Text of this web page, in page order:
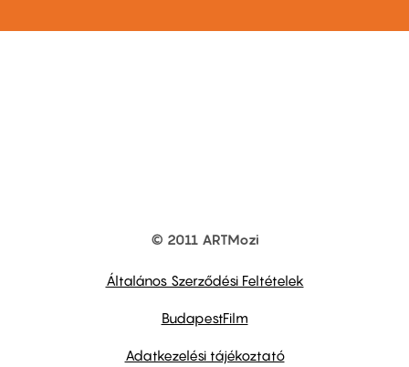
© 2011 ARTMozi
Általános Szerződési Feltételek
BudapestFilm
Adatkezelési tájékoztató